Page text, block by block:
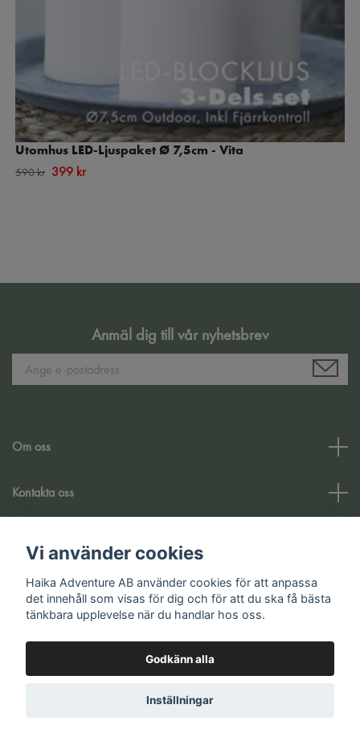
Utomhus LED-Ljuspaket Ø 7,5cm - Vita
590 kr 399 kr
Anmäl dig till vår nyhetsbrev
Om oss
Kontakta oss
Sociala medier
© 2026 Haika Adventure AB
Vi använder cookies
Haika Adventure AB använder cookies för att anpassa
det innehåll som visas för dig och för att du ska få bästa
tänkbara upplevelse när du handlar hos oss.
Godkänn alla
Inställningar